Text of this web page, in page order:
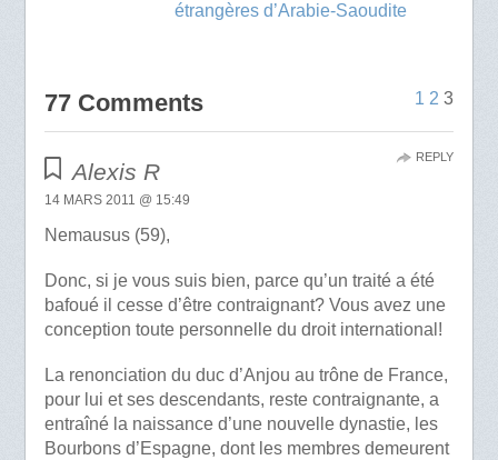
étrangères d’Arabie-Saoudite
77 Comments 1 2 3
Alexis R
14 MARS 2011 @ 15:49
Nemausus (59),
Donc, si je vous suis bien, parce qu’un traité a été
bafoué il cesse d’être contraignant? Vous avez une
conception toute personnelle du droit international!
La renonciation du duc d’Anjou au trône de France,
pour lui et ses descendants, reste contraignante, a
entraîné la naissance d’une nouvelle dynastie, les
Bourbons d’Espagne, dont les membres demeurent
REPLY